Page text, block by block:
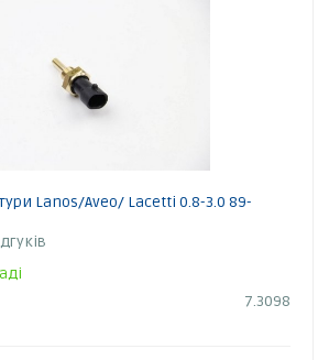
Lanos/Aveo/ Lacetti 0.8-3.0 89-
7.3098